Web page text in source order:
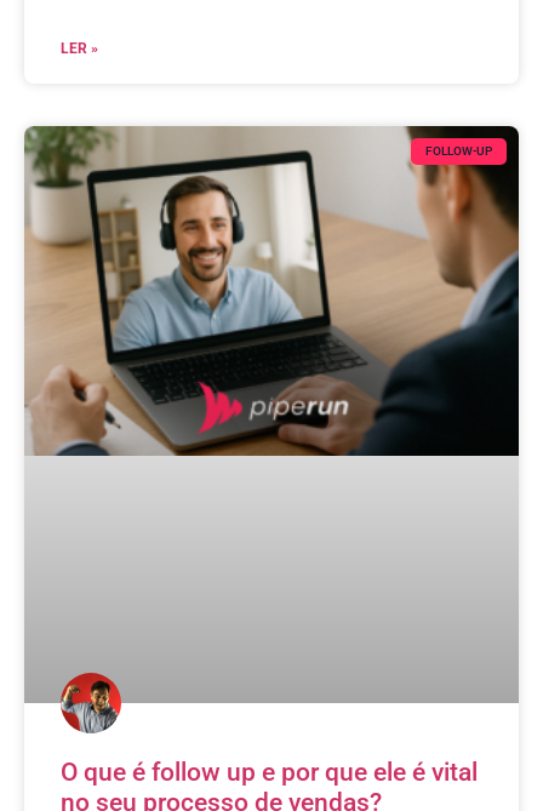
LER »
FOLLOW-UP
O que é follow up e por que ele é vital
no seu processo de vendas?